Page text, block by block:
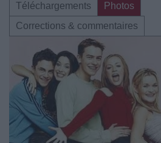
Téléchargements
Photos
Corrections & commentaires